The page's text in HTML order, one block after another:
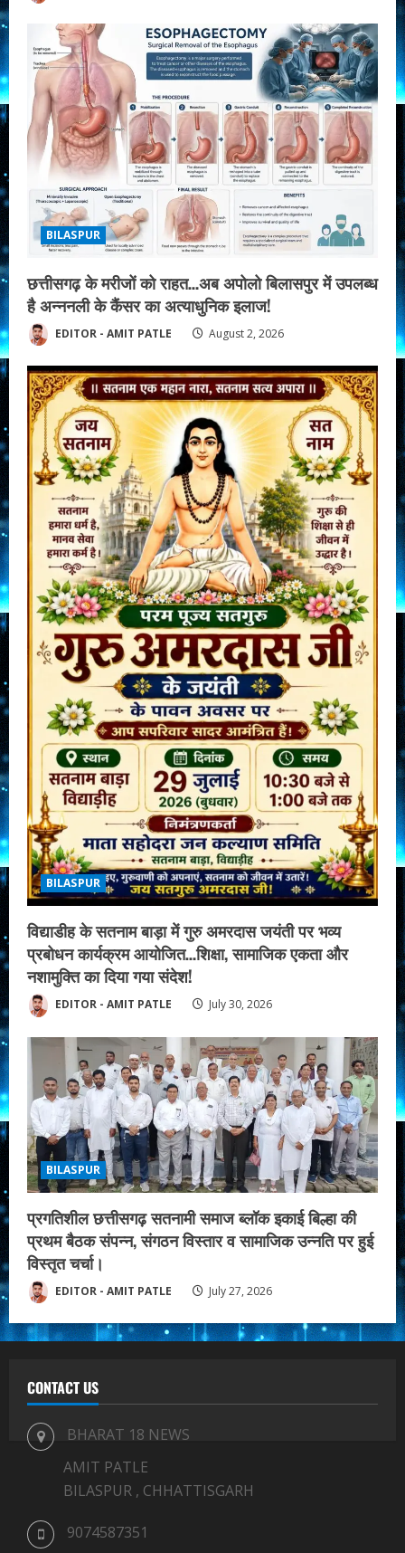
BILASPUR
छत्तीसगढ़ के मरीजों को राहत…अब अपोलो बिलासपुर में उपलब्ध
है अन्ननली के कैंसर का अत्याधुनिक इलाज!
EDITOR - AMIT PATLE August 2, 2026
BILASPUR
विद्याडीह के सतनाम बाड़ा में गुरु अमरदास जयंती पर भव्य
प्रबोधन कार्यक्रम आयोजित…शिक्षा, सामाजिक एकता और
नशामुक्ति का दिया गया संदेश!
EDITOR - AMIT PATLE July 30, 2026
BILASPUR
प्रगतिशील छत्तीसगढ़ सतनामी समाज ब्लॉक इकाई बिल्हा की
प्रथम बैठक संपन्न, संगठन विस्तार व सामाजिक उन्नति पर हुई
विस्तृत चर्चा।
EDITOR - AMIT PATLE July 27, 2026
CONTACT US
BHARAT 18 NEWS
AMIT PATLE
BILASPUR , CHHATTISGARH
9074587351